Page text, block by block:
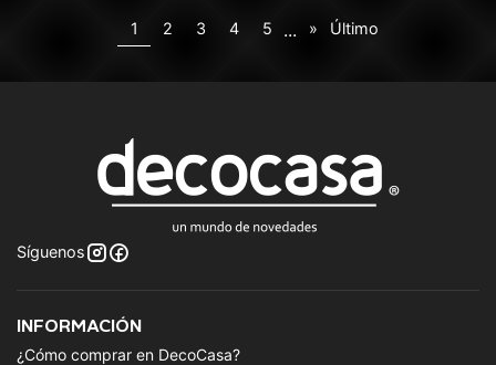
1 2 3 4 5 ... » Último
Síguenos
INFORMACIÓN
¿Cómo comprar en DecoCasa?